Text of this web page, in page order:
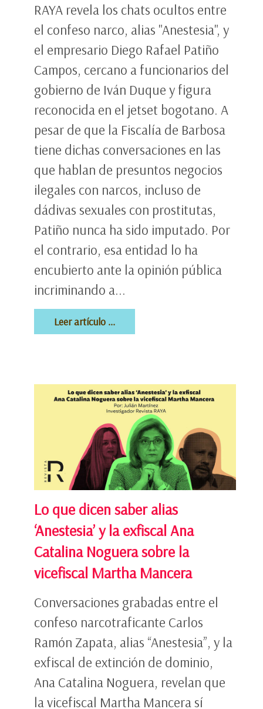
RAYA revela los chats ocultos entre
el confeso narco, alias "Anestesia", y
el empresario Diego Rafael Patiño
Campos, cercano a funcionarios del
gobierno de Iván Duque y figura
reconocida en el jetset bogotano. A
pesar de que la Fiscalía de Barbosa
tiene dichas conversaciones en las
que hablan de presuntos negocios
ilegales con narcos, incluso de
dádivas sexuales con prostitutas,
Patiño nunca ha sido imputado. Por
el contrario, esa entidad lo ha
encubierto ante la opinión pública
incriminando a...
Leer artículo ...
Lo que dicen saber alias
‘Anestesia’ y la exfiscal Ana
Catalina Noguera sobre la
vicefiscal Martha Mancera
Conversaciones grabadas entre el
confeso narcotraficante Carlos
Ramón Zapata, alias “Anestesia”, y la
exfiscal de extinción de dominio,
Ana Catalina Noguera, revelan que
la vicefiscal Martha Mancera sí